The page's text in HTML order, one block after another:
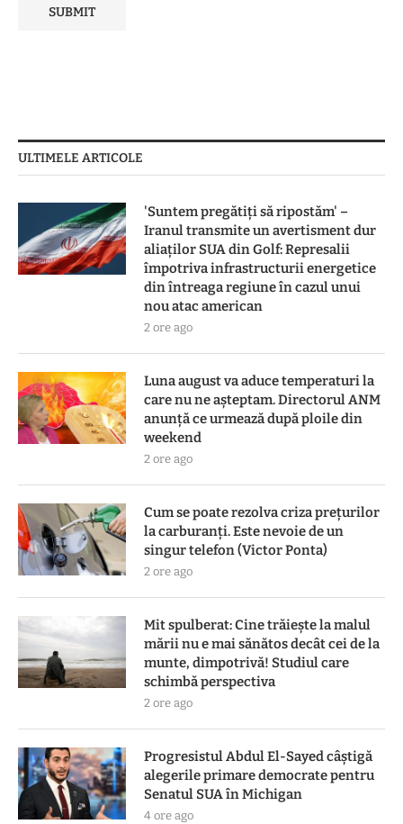
ULTIMELE ARTICOLE
'Suntem pregătiți să ripostăm' –
Iranul transmite un avertisment dur
aliaților SUA din Golf: Represalii
împotriva infrastructurii energetice
din întreaga regiune în cazul unui
nou atac american
2 ore ago
Luna august va aduce temperaturi la
care nu ne așteptam. Directorul ANM
anunță ce urmează după ploile din
weekend
2 ore ago
Cum se poate rezolva criza prețurilor
la carburanți. Este nevoie de un
singur telefon (Victor Ponta)
2 ore ago
Mit spulberat: Cine trăiește la malul
mării nu e mai sănătos decât cei de la
munte, dimpotrivă! Studiul care
schimbă perspectiva
2 ore ago
Progresistul Abdul El-Sayed câștigă
alegerile primare democrate pentru
Senatul SUA în Michigan
4 ore ago